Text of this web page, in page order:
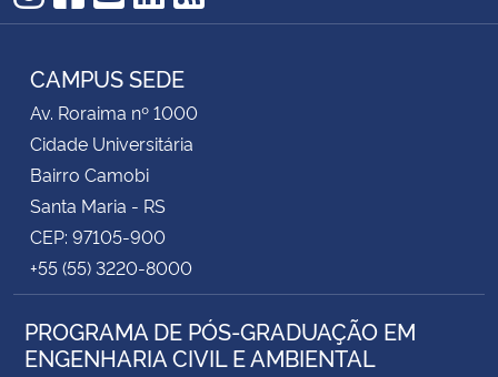
Instagram
Facebook
YouTube
LinkedIn
RSS
CAMPUS SEDE
Av. Roraima nº 1000
Cidade Universitária
Bairro Camobi
Santa Maria - RS
CEP: 97105-900
+55 (55) 3220-8000
PROGRAMA DE PÓS-GRADUAÇÃO EM
ENGENHARIA CIVIL E AMBIENTAL